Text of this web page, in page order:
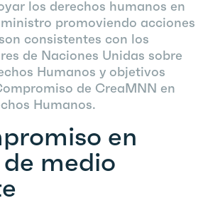
los derechos humanos en
promoviendo acciones
consistentes con los
de Naciones Unidas sobre
Humanos y objetivos
de CreaMNN en
Humanos.
en
medio